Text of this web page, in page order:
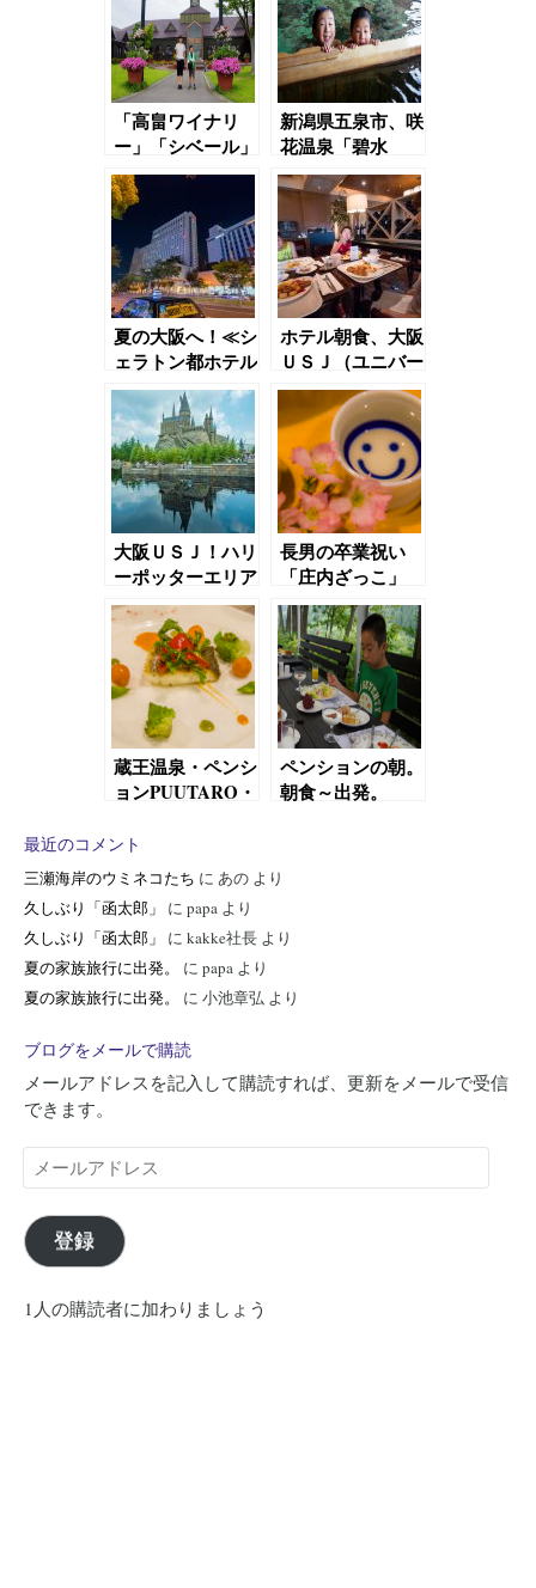
「高畠ワイナリ
ー」「シベール」
新潟県五泉市、咲
花温泉「碧水
荘」。
夏の大阪へ！≪シ
ェラトン都ホテル
大阪≫
ホテル朝食、大阪
ＵＳＪ（ユニバー
サル・スタジオ・
ジャパン）へ！！
大阪ＵＳＪ！ハリ
ーポッターエリア
にて
長男の卒業祝い
「庄内ざっこ」
蔵王温泉・ペンシ
ョンPUUTARO・
ディナー
ペンションの朝。
朝食～出発。
最近のコメント
三瀬海岸のウミネコたち に あの より
久しぶり「函太郎」
に papa より
久しぶり「函太郎」
に kakke社長 より
夏の家族旅行に出発。
に papa より
夏の家族旅行に出発。
に 小池章弘 より
ブログをメールで購読
メールアドレスを記入して購読すれば、更新をメールで受信
できます。
メ
ー
ル
ア
ド
ス
登録
1人の購読者に加わりましょう